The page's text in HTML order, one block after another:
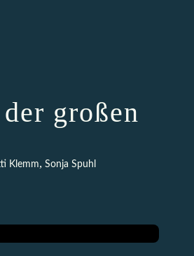
großen
Klemm, Sonja Spuhl